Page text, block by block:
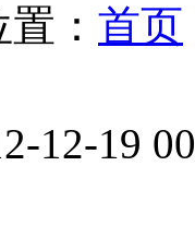
： 首页
12-19